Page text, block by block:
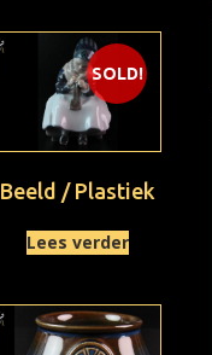
SOLD!
Beeld / Plastiek
Lees verder